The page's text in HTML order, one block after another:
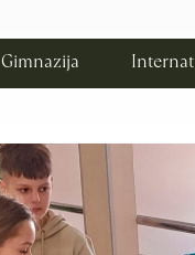
Gimnazija Internat